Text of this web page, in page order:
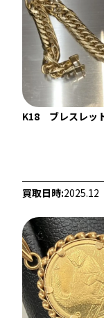
参考買取価格
684,000円
K18 ブレスレッ
買取日時:2025.12